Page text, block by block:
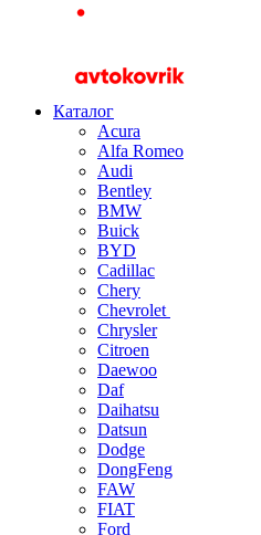
Каталог
Acura
Alfa Romeo
Audi
Bentley
BMW
Buick
BYD
Cadillac
Chery
Chevrolet
Chrysler
Citroen
Daewoo
Daf
Daihatsu
Datsun
Dodge
DongFeng
FAW
FIAT
Ford